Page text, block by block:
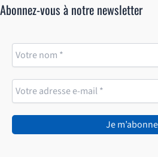
Abonnez-vous à notre newsletter